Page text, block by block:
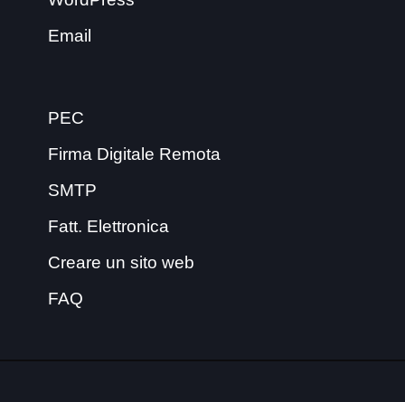
Email
PEC
Firma Digitale Remota
SMTP
Fatt. Elettronica
Creare un sito web
FAQ